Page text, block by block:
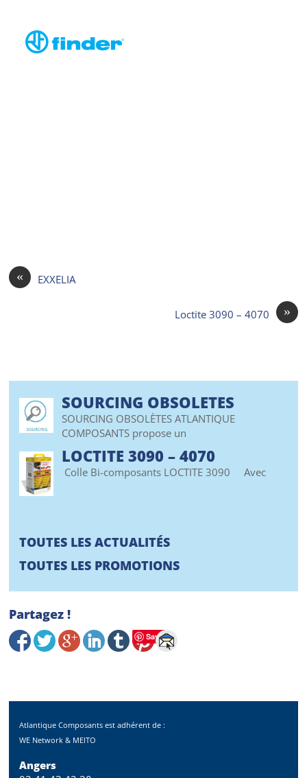
« EXXELIA
»
Loctite 3090 – 4070
SOURCING OBSOLETES
SOURCING OBSOLÈTES ATLANTIQUE
COMPOSANTS propose un
LOCTITE 3090 – 4070
Colle Bi-composants LOCTITE 3090 Avec
TOUTES LES ACTUALITÉS
TOUTES LES PROMOTIONS
Partagez !
Save
Atlantique Composants est adhérent de :
WE Network & MEITO
Angers